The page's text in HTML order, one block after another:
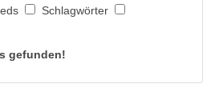
Schlagwörter
gefunden!